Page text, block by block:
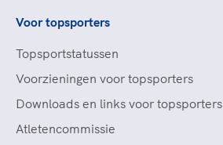
Voor topsporters
Topsportstatussen
Voorzieningen voor topsporters
Downloads en links voor topsporters
Atletencommissie